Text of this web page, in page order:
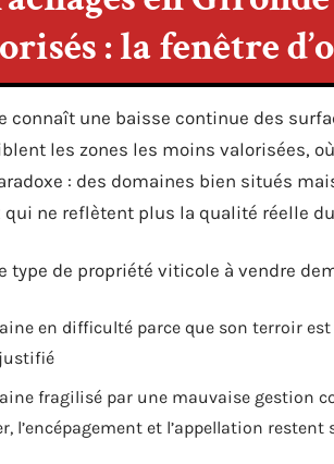
: la fenêtre
connaît une baisse continue des
les zones les moins valorisées,
: des domaines bien situés
qui ne reflètent plus la qualité réelle
type de propriété viticole à vendre
en difficulté parce que son terroir
fragilisé par une mauvaise gestion
l’encépagement et l’appellation restent